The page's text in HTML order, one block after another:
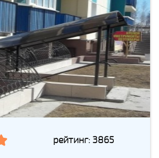
рейтинг: 3865